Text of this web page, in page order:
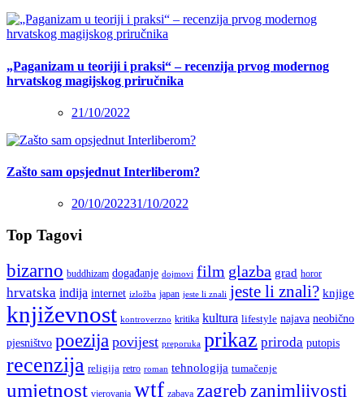
„Paganizam u teoriji i praksi“ – recenzija prvog modernog
hrvatskog magijskog priručnika
21/10/2022
Zašto sam opsjednut Interliberom?
20/10/202231/10/2022
Top Tagovi
bizarno buddhizam događanje dojmovi film glazba grad horor
hrvatska indija internet izložba japan jeste li znali jeste li znali? knjige
književnost kontroverzno kritika kultura lifestyle najava neobično
pjesništvo poezija povijest preporuka prikaz priroda putopis
recenzija religija retro roman tehnologija tumačenje
umjetnost vjerovanja wtf zabava zagreb zanimljivosti